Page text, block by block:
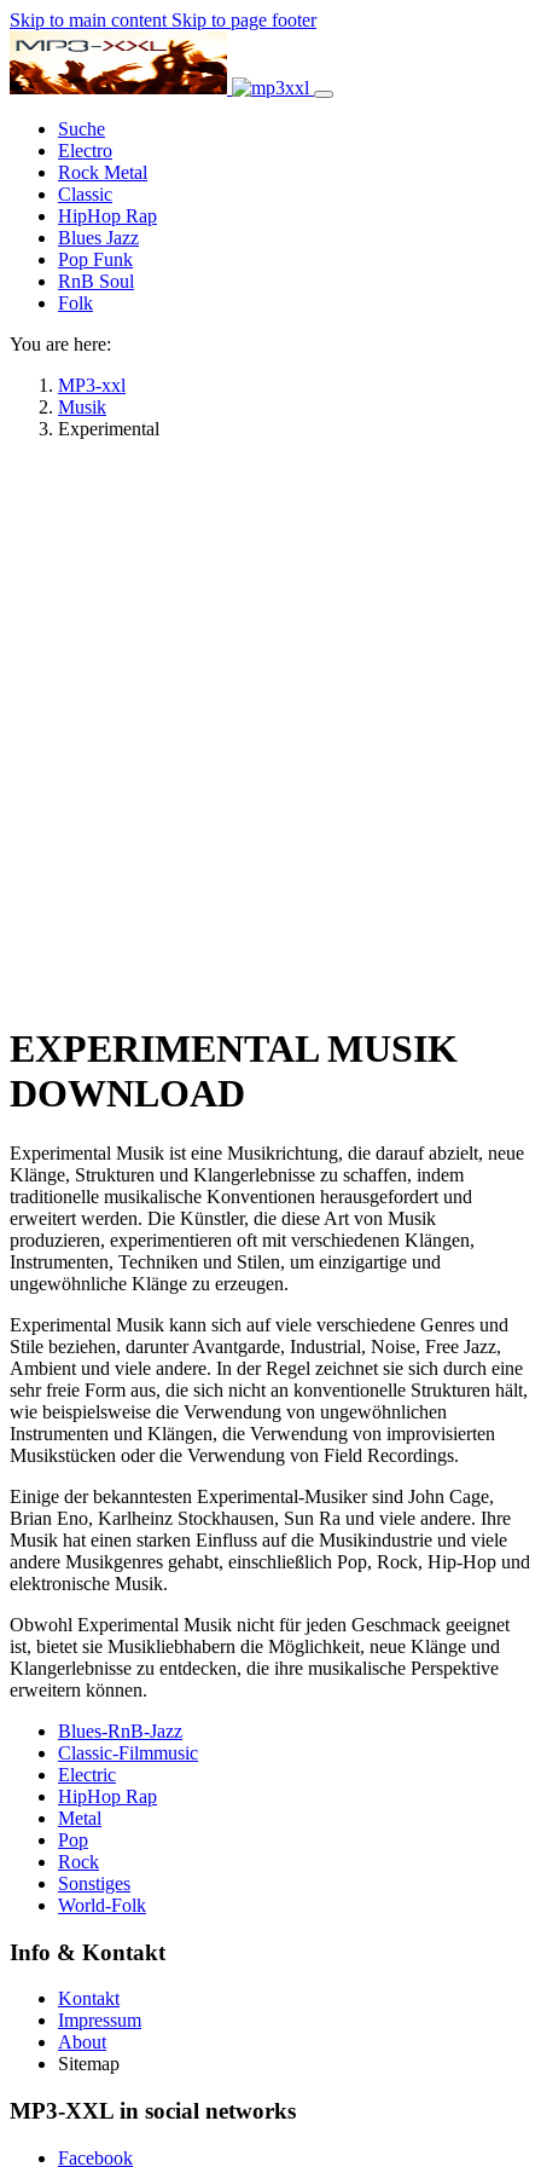
Skip to main content Skip to page footer
Suche
Electro
Rock Metal
Classic
HipHop Rap
Blues Jazz
Pop Funk
RnB Soul
Folk
You are here:
MP3-xxl
Musik
Experimental
EXPERIMENTAL MUSIK
DOWNLOAD
Experimental Musik ist eine Musikrichtung, die darauf abzielt, neue
Klänge, Strukturen und Klangerlebnisse zu schaffen, indem
traditionelle musikalische Konventionen herausgefordert und
erweitert werden. Die Künstler, die diese Art von Musik
produzieren, experimentieren oft mit verschiedenen Klängen,
Instrumenten, Techniken und Stilen, um einzigartige und
ungewöhnliche Klänge zu erzeugen.
Experimental Musik kann sich auf viele verschiedene Genres und
Stile beziehen, darunter Avantgarde, Industrial, Noise, Free Jazz,
Ambient und viele andere. In der Regel zeichnet sie sich durch eine
sehr freie Form aus, die sich nicht an konventionelle Strukturen hält,
wie beispielsweise die Verwendung von ungewöhnlichen
Instrumenten und Klängen, die Verwendung von improvisierten
Musikstücken oder die Verwendung von Field Recordings.
Einige der bekanntesten Experimental-Musiker sind John Cage,
Brian Eno, Karlheinz Stockhausen, Sun Ra und viele andere. Ihre
Musik hat einen starken Einfluss auf die Musikindustrie und viele
andere Musikgenres gehabt, einschließlich Pop, Rock, Hip-Hop und
elektronische Musik.
Obwohl Experimental Musik nicht für jeden Geschmack geeignet
ist, bietet sie Musikliebhabern die Möglichkeit, neue Klänge und
Klangerlebnisse zu entdecken, die ihre musikalische Perspektive
erweitern können.
Blues-RnB-Jazz
Classic-Filmmusic
Electric
HipHop Rap
Metal
Pop
Rock
Sonstiges
World-Folk
Info & Kontakt
Kontakt
Impressum
About
Sitemap
MP3-XXL in social networks
Facebook